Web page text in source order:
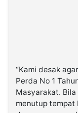
“Kami desak
Perda No 1
Masyarakat.
menutup tempat